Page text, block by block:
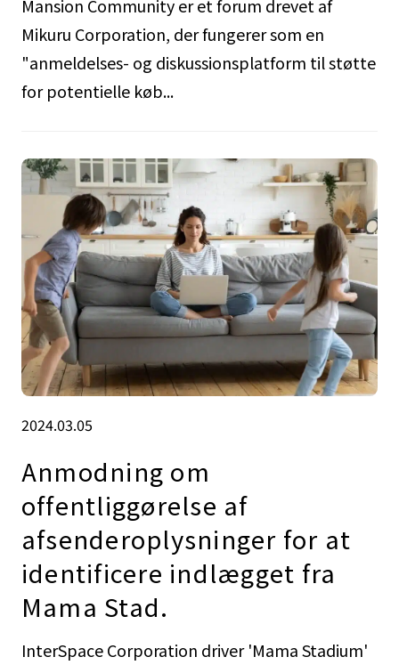
Mansion Community er et forum drevet af
Mikuru Corporation, der fungerer som en
"anmeldelses- og diskussionsplatform til støtte
for potentielle køb...
2024.03.05
Anmodning om
offentliggørelse af
afsenderoplysninger for at
identificere indlægget fra
Mama Stad.
InterSpace Corporation driver 'Mama Stadium'